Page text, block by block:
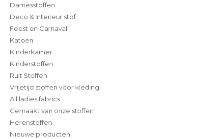
Damesstoffen
Deco & Interieur stof
Feest en Carnaval
Katoen
Kinderkamer
Kinderstoffen
Ruit Stoffen
Vrijetijd stoffen voor kleding
All ladies fabrics
Gemaakt van onze stoffen
Herenstoffen
Nieuwe producten